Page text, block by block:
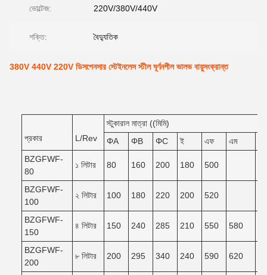
ভোল্টেজ: 220V/380V/440V
শক্তি: বৈদ্যুতিক
380V 440V 220V ডিসপেনসার স্টেইনলেস স্টীল ঘূর্ণনশীল ভালভ বায়ুসংক্রান্ত
প্রকার L/Rev
স্টুকারাল মাত্রা ((মিমি)
ΦA
ΦB ΦC ই এফ এম
BZGFWF-
80
১ লিটার 80 160 200 180 500
BZGFWF-
100
২ লিটার 100 180 220 200 520
BZGFWF-
150
৪ লিটার 150 240 285 210 550 580
BZGFWF-
200
৮ লিটার 200 295 340 240 590 620